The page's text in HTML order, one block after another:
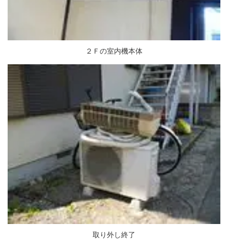
２Ｆの室内機本体
取り外し終了